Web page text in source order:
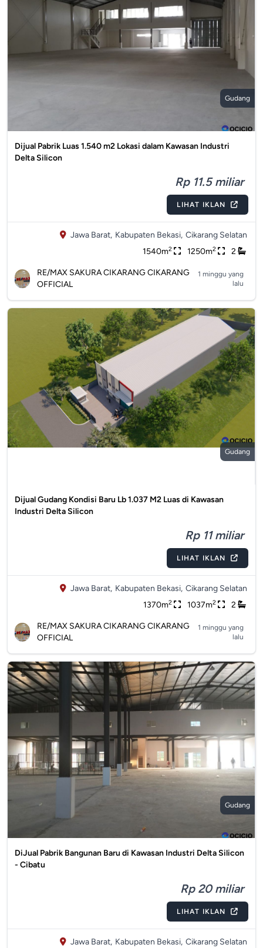
Gudang
Dijual Pabrik Luas 1.540 m2 Lokasi dalam Kawasan Industri
Delta Silicon
Rp 11.5 miliar
LIHAT IKLAN
Jawa Barat, Kabupaten Bekasi, Cikarang Selatan
1540m2 1250m2 2
RE/MAX SAKURA CIKARANG CIKARANG
OFFICIAL
1 minggu yang
lalu
Gudang
Dijual Gudang Kondisi Baru Lb 1.037 M2 Luas di Kawasan
Industri Delta Silicon
Rp 11 miliar
LIHAT IKLAN
Jawa Barat, Kabupaten Bekasi, Cikarang Selatan
1370m2 1037m2 2
RE/MAX SAKURA CIKARANG CIKARANG
OFFICIAL
1 minggu yang
lalu
Gudang
DiJual Pabrik Bangunan Baru di Kawasan Industri Delta Silicon
- Cibatu
Rp 20 miliar
LIHAT IKLAN
Jawa Barat, Kabupaten Bekasi, Cikarang Selatan